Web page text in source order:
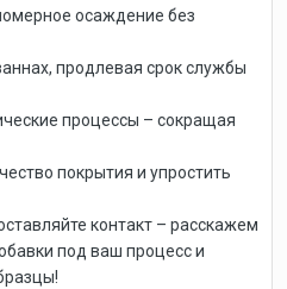
осаждение без
продлевая срок службы
процессы – сокращая
покрытия и упростить
контакт – расскажем
под ваш процесс и